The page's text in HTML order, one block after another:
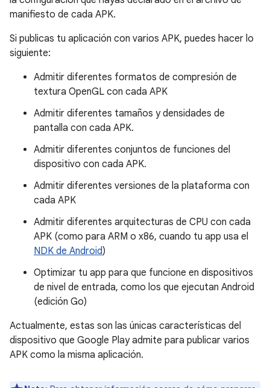
manifiesto de cada APK.
Si publicas tu aplicación con varios APK, puedes hacer lo
siguiente:
Admitir diferentes formatos de compresión de
textura OpenGL con cada APK
Admitir diferentes tamaños y densidades de
pantalla con cada APK.
Admitir diferentes conjuntos de funciones del
dispositivo con cada APK.
Admitir diferentes versiones de la plataforma con
cada APK
Admitir diferentes arquitecturas de CPU con cada
APK (como para ARM o x86, cuando tu app usa el
NDK de Android)
Optimizar tu app para que funcione en dispositivos
de nivel de entrada, como los que ejecutan Android
(edición Go)
Actualmente, estas son las únicas características del
dispositivo que Google Play admite para publicar varios
APK como la misma aplicación.